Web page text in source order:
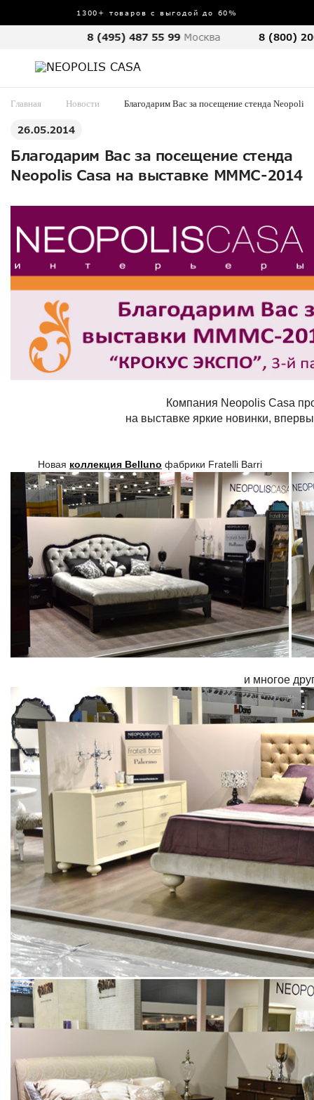
1300+ товаров с выгодой до 60%
8 (495) 487 55 99 Москва 8 (800)
Главная Новости Благодарим Вас за посещение стенда
26.05.2014
Благодарим Вас за посещение стенда
Neopolis Casa на выставке МММС-2014
Компания Neopolis Casa
на выставке яркие новинки,
Новая коллекция Belluno фабрики Fratelli Barri
и многое